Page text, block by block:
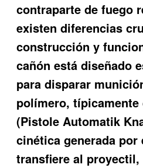
contraparte de fuego
existen diferencias
construcción y
cañón está diseñado
para disparar
polímero, típicamente
(Pistole Automatik
cinética generada por
transfiere al